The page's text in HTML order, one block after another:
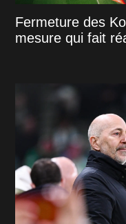
Fermeture des
mesure qui fait